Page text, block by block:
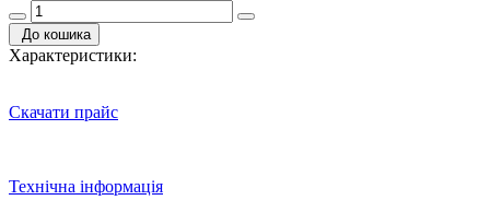
До кошика
Характеристики:
Скачати прайс
Технічна інформація